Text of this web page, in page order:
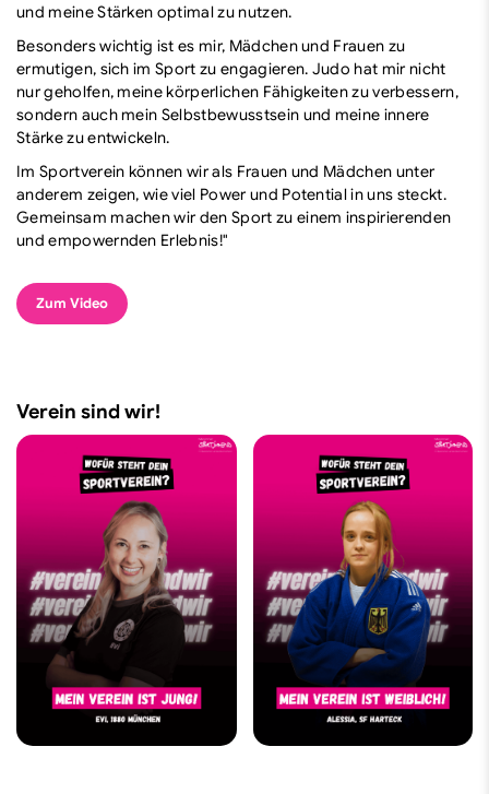
und meine Stärken optimal zu nutzen.
Besonders wichtig ist es mir, Mädchen und Frauen zu
ermutigen, sich im Sport zu engagieren. Judo hat mir nicht
nur geholfen, meine körperlichen Fähigkeiten zu verbessern,
sondern auch mein Selbstbewusstsein und meine innere
Stärke zu entwickeln.
Im Sportverein können wir als Frauen und Mädchen unter
anderem zeigen, wie viel Power und Potential in uns steckt.
Gemeinsam machen wir den Sport zu einem inspirierenden
und empowernden Erlebnis!"
Zum Video
Verein sind wir!